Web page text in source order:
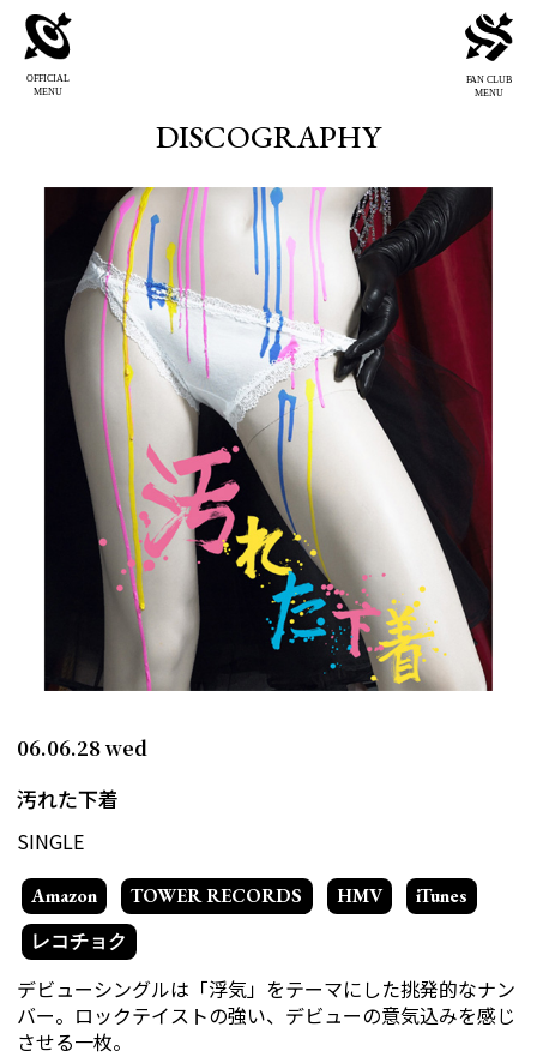
OFFICIAL
MENU
FAN CLUB
MENU
DISCOGRAPHY
06.06.28wed
汚れた下着
SINGLE
Amazon TOWER RECORDS HMV
iTunes
レコチョク
デビューシングルは「浮気」をテーマにした挑発的なナン
バー。ロックテイストの強い、デビューの意気込みを感じ
させる一枚。